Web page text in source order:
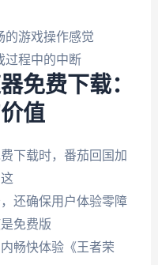
的游戏操作感觉
过程中的中断
免费下载：
值
下载时，番茄回国加
还确保用户体验零障
免费版
畅快体验《王者荣